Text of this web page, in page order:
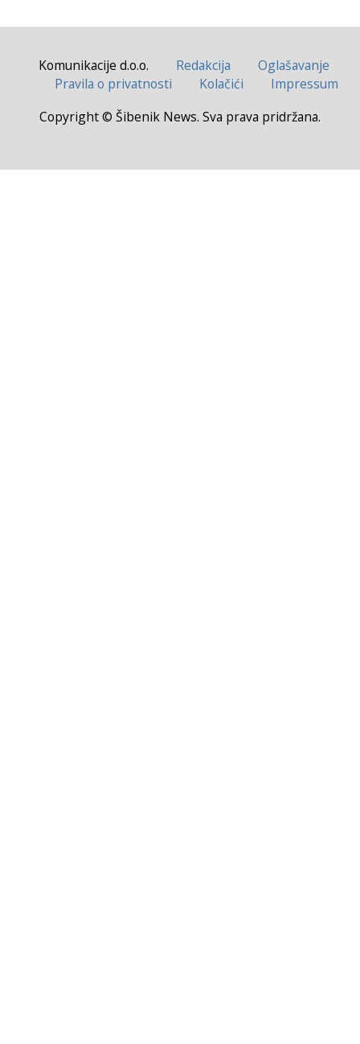
Komunikacije d.o.o. Redakcija
Oglašavanje
Pravila o privatnosti
Kolačići
Impressum
Copyright © Šibenik News. Sva prava pridržana.